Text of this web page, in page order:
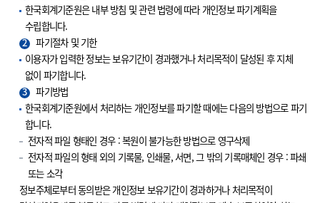
한국회계기준원은 내부 방침 및 관련 법령에 따라 개인정보 파기계획을
수립합니다.
2
파기절차 및 기한
이용자가 입력한 정보는 보유기간이 경과했거나 처리목적이 달성된 후 지체
없이 파기합니다.
3
파기방법
한국회계기준원에서 처리하는 개인정보를 파기할 때에는 다음의 방법으로 파기
합니다.
전자적 파일 형태인 경우 : 복원이 불가능한 방법으로 영구삭제
전자적 파일의 형태 외의 기록물, 인쇄물, 서면, 그 밖의 기록매체인 경우 : 파쇄
또는 소각
정보주체로부터 동의받은 개인정보 보유기간이 경과하거나 처리목적이